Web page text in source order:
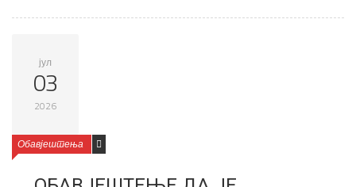
јул
03
2026
Обавјештења